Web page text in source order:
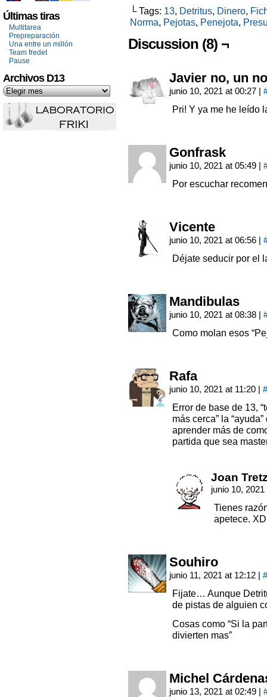
Últimas tiras
Multitarea
Prepreparación
Una entre un millón
Team fredet
Pause
Archivos D13
└ Tags: 13, Detritus, Dinero,
Norma, Pejotas, Penejota,
Discussion (8) ¬
Javier no, un
junio 10, 2021 at 00:27 |
Pri! Y ya me he leído
Gonfrask
junio 10, 2021 at 05:49 |
Por escuchar
Vicente
junio 10, 2021 at 06:56 |
Déjate seducir por el
Mandibulas
junio 10, 2021 at 08:38 |
Como molan esos
Rafa
junio 10, 2021 at 11:20 | #
Error de base de 13,
más cerca” la
aprender más de
partida que sea
Joan
junio 10,
Tienes
apetece. XD
Souhiro
junio 11, 2021 at 12:12 | #
Fijate… Aunque
de pistas de alguien
Cosas como “Si la
divierten mas”
Michel
junio 13, 2021 at 02:49 |